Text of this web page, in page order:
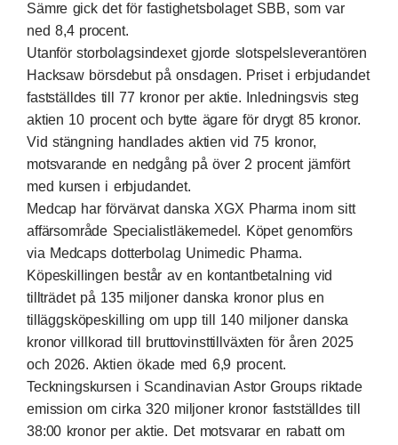
Sämre gick det för fastighetsbolaget SBB, som var
ned 8,4 procent.
Utanför storbolagsindexet gjorde slotspelsleverantören
Hacksaw börsdebut på onsdagen. Priset i erbjudandet
fastställdes till 77 kronor per aktie. Inledningsvis steg
aktien 10 procent och bytte ägare för drygt 85 kronor.
Vid stängning handlades aktien vid 75 kronor,
motsvarande en nedgång på över 2 procent jämfört
med kursen i erbjudandet.
Medcap har förvärvat danska XGX Pharma inom sitt
affärsområde Specialistläkemedel. Köpet genomförs
via Medcaps dotterbolag Unimedic Pharma.
Köpeskillingen består av en kontantbetalning vid
tillträdet på 135 miljoner danska kronor plus en
tilläggsköpeskilling om upp till 140 miljoner danska
kronor villkorad till bruttovinsttillväxten för åren 2025
och 2026. Aktien ökade med 6,9 procent.
Teckningskursen i Scandinavian Astor Groups riktade
emission om cirka 320 miljoner kronor fastställdes till
38:00 kronor per aktie. Det motsvarar en rabatt om